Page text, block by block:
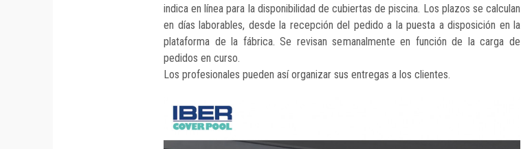
indica en línea para la disponibilidad de cubiertas de piscina. Los plazos se calculan
en días laborables, desde la recepción del pedido a la puesta a disposición en la
plataforma de la fábrica. Se revisan semanalmente en función de la carga de
pedidos en curso.
Los profesionales pueden así organizar sus entregas a los clientes.